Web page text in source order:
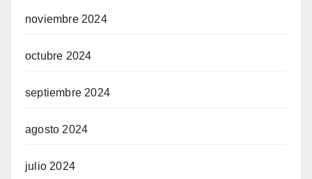
noviembre 2024
octubre 2024
septiembre 2024
agosto 2024
julio 2024